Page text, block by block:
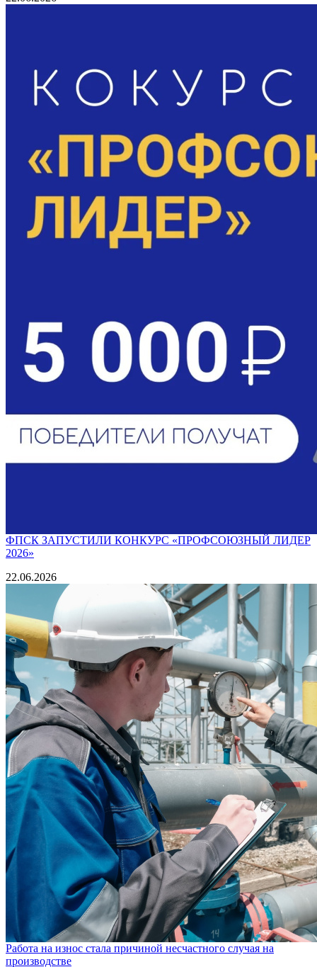
ФПСК ЗАПУСТИЛИ КОНКУРС «ПРОФСОЮЗНЫЙ ЛИДЕР
2026»
22.06.2026
Работа на износ стала причиной несчастного случая на
производстве